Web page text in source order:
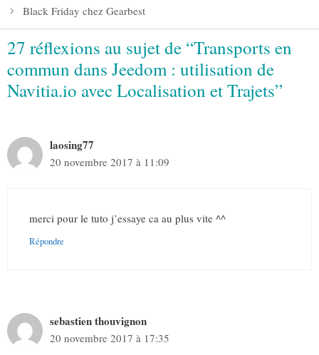
Black Friday chez Gearbest
27 réflexions au sujet de “Transports en
commun dans Jeedom : utilisation de
Navitia.io avec Localisation et Trajets”
laosing77
20 novembre 2017 à 11:09
merci pour le tuto j’essaye ca au plus vite ^^
Répondre
sebastien thouvignon
20 novembre 2017 à 17:35